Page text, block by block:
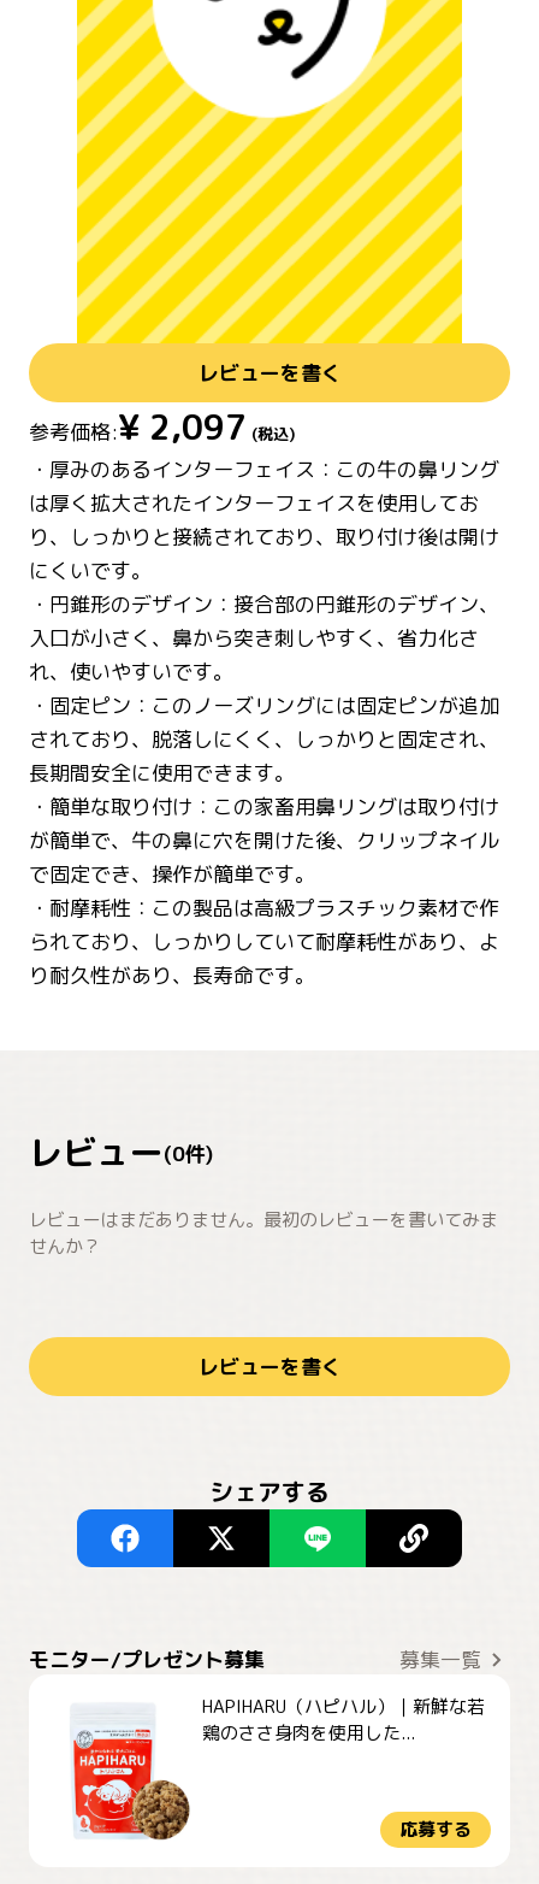
レビューを書く
参考価格:¥ 2,097 (税込)
・厚みのあるインターフェイス：この牛の鼻リング
は厚く拡大されたインターフェイスを使用してお
り、しっかりと接続されており、取り付け後は開け
にくいです。
・円錐形のデザイン：接合部の円錐形のデザイン、
入口が小さく、鼻から突き刺しやすく、省力化さ
れ、使いやすいです。
・固定ピン：このノーズリングには固定ピンが追加
されており、脱落しにくく、しっかりと固定され、
長期間安全に使用できます。
・簡単な取り付け：この家畜用鼻リングは取り付け
が簡単で、牛の鼻に穴を開けた後、クリップネイル
で固定でき、操作が簡単です。
・耐摩耗性：この製品は高級プラスチック素材で作
られており、しっかりしていて耐摩耗性があり、よ
り耐久性があり、長寿命です。
レビュー(0件)
レビューはまだありません。最初のレビューを書いてみま
せんか？
レビューを書く
シェアする
モニター/プレゼント募集 募集一覧
HAPIHARU（ハピハル）｜新鮮な若
鶏のささ身肉を使用した...
応募する